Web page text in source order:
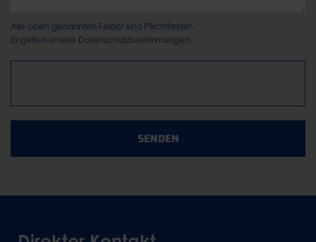
Alle oben genannten Felder sind Pflichtfelder.
Es gelten unsere Datenschutzbestimmungen.
SENDEN